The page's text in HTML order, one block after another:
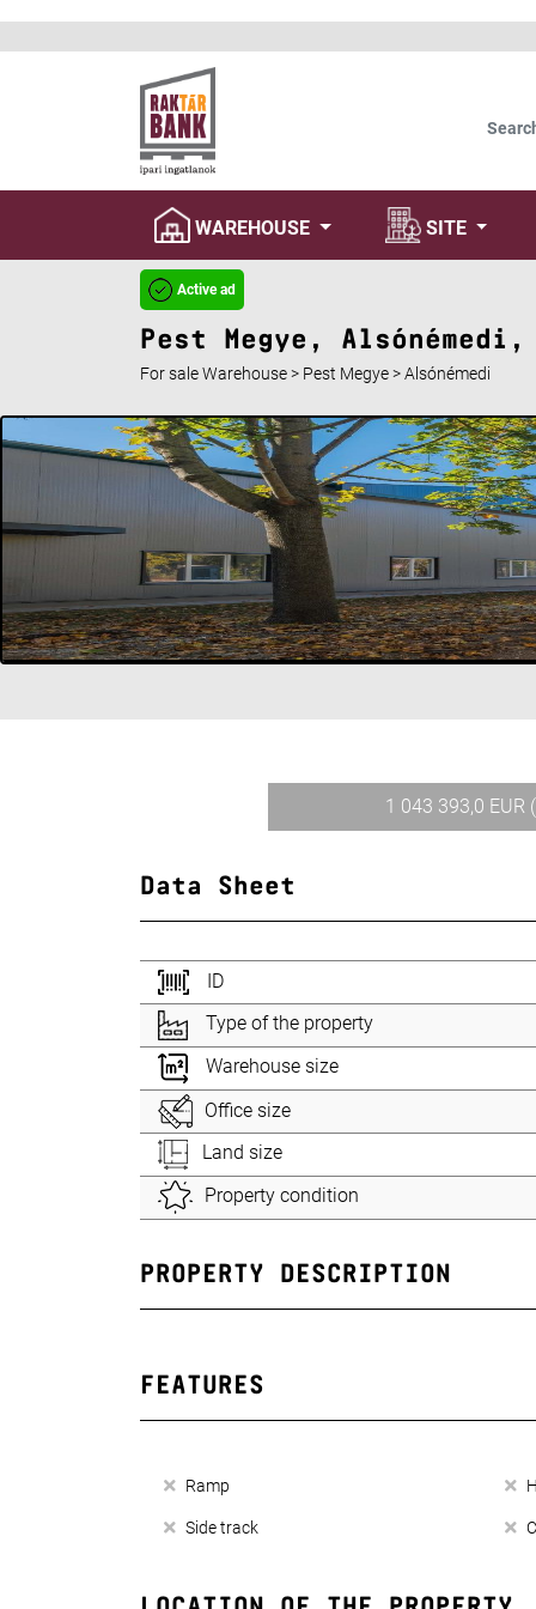
WAREHOUSE SITE
Active ad
Pest Megye,
For sale Warehouse > Pest Megye > Alsónémedi
1 043 393,0 EUR
Data Sheet
ID
Type of the property
Warehouse size
Office size
Land size
Property condition
PROPERTY DESCRIPTION
FEATURES
Ramp
Side track